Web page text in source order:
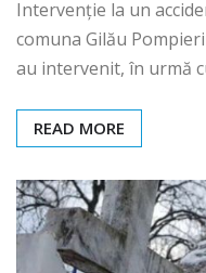
Intervenție la un
comuna Gilău
au intervenit, în urmă
READ MORE